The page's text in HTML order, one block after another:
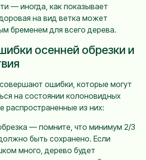
— иногда, как показывает
на вид ветка может
бременем для всего дерева.
осенней обрезки и
ошибки, которые могут
на состоянии колоновидных
распространенные из них:
— помните, что минимум 2/3
быть сохранено. Если
много, дерево будет